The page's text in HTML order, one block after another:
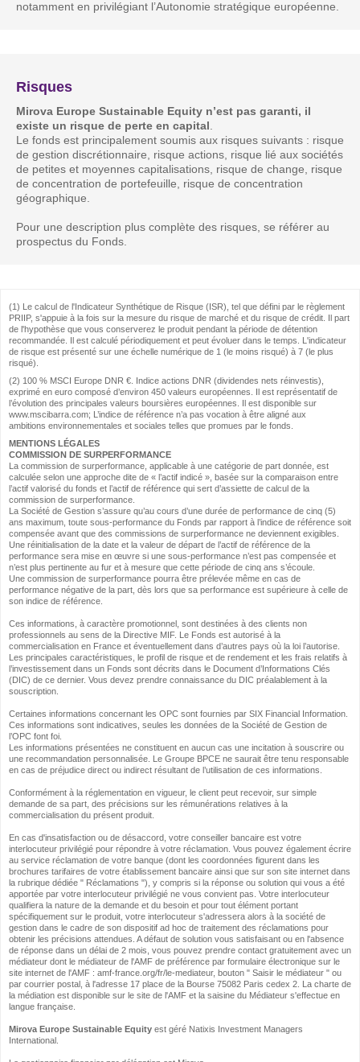
notamment en privilégiant l’Autonomie stratégique européenne.
Risques
Mirova Europe Sustainable Equity n’est pas garanti, il
existe un risque de perte en capital
Le fonds est principalement soumis aux risques suivants : risque
de gestion discrétionnaire, risque actions, risque lié aux sociétés
de petites et moyennes capitalisations, risque de change, risque
de concentration de portefeuille, risque de concentration
géographique.
Pour une description plus complète des risques, se référer au
prospectus du Fonds.
(1) Le calcul de l'Indicateur Synthétique de Risque (ISR), tel que défini par le règlement
PRIIP, s'appuie à la fois sur la mesure du risque de marché et du risque de crédit. Il part
de l'hypothèse que vous conserverez le produit pendant la période de détention
recommandée. Il est calculé périodiquement et peut évoluer dans le temps. L'indicateur
de risque est présenté sur une échelle numérique de 1 (le moins risqué) à 7 (le plus
risqué).
(2) 100 % MSCI Europe DNR €. Indice actions DNR (dividendes nets réinvestis),
exprimé en euro composé d’environ 450 valeurs européennes. Il est représentatif de
l’évolution des principales valeurs boursières européennes. Il est disponible sur
www.mscibarra.com; L’indice de référence n’a pas vocation à être aligné aux
ambitions environnementales et sociales telles que promues par le fonds.
MENTIONS LÉGALES
COMMISSION DE SURPERFORMANCE
La commission de surperformance, applicable à une catégorie de part donnée, est
calculée selon une approche dite de « l’actif indicé », basée sur la comparaison entre
l’actif valorisé du fonds et l’actif de référence qui sert d’assiette de calcul de la
commission de surperformance.
La Société de Gestion s’assure qu’au cours d’une durée de performance de cinq (5)
ans maximum, toute sous-performance du Fonds par rapport à l’indice de référence soit
compensée avant que des commissions de surperformance ne deviennent exigibles.
Une réinitialisation de la date et la valeur de départ de l’actif de référence de la
performance sera mise en œuvre si une sous-performance n’est pas compensée et
n’est plus pertinente au fur et à mesure que cette période de cinq ans s’écoule.
Une commission de surperformance pourra être prélevée même en cas de
performance négative de la part, dès lors que sa performance est supérieure à celle de
son indice de référence.
Ces informations, à caractère promotionnel, sont destinées à des clients non
professionnels au sens de la Directive MIF. Le Fonds est autorisé à la
commercialisation en France et éventuellement dans d’autres pays où la loi l’autorise.
Les principales caractéristiques, le profil de risque et de rendement et les frais relatifs à
l’investissement dans un Fonds sont décrits dans le Document d’Informations Clés
(DIC) de ce dernier. Vous devez prendre connaissance du DIC préalablement à la
souscription.
Certaines informations concernant les OPC sont fournies par SIX Financial Information.
Ces informations sont indicatives, seules les données de la Société de Gestion de
l’OPC font foi.
Les informations présentées ne constituent en aucun cas une incitation à souscrire ou
une recommandation personnalisée. Le Groupe BPCE ne saurait être tenu responsable
en cas de préjudice direct ou indirect résultant de l’utilisation de ces informations.
Conformément à la réglementation en vigueur, le client peut recevoir, sur simple
demande de sa part, des précisions sur les rémunérations relatives à la
commercialisation du présent produit.
En cas d'insatisfaction ou de désaccord, votre conseiller bancaire est votre
interlocuteur privilégié pour répondre à votre réclamation. Vous pouvez également écrire
au service réclamation de votre banque (dont les coordonnées figurent dans les
brochures tarifaires de votre établissement bancaire ainsi que sur son site internet dans
la rubrique dédiée " Réclamations "), y compris si la réponse ou solution qui vous a été
apportée par votre interlocuteur privilégié ne vous convient pas. Votre interlocuteur
qualifiera la nature de la demande et du besoin et pour tout élément portant
spécifiquement sur le produit, votre interlocuteur s'adressera alors à la société de
gestion dans le cadre de son dispositif ad hoc de traitement des réclamations pour
obtenir les précisions attendues. A défaut de solution vous satisfaisant ou en l'absence
de réponse dans un délai de 2 mois, vous pouvez prendre contact gratuitement avec un
médiateur dont le médiateur de l'AMF de préférence par formulaire électronique sur le
site internet de l'AMF : amf-france.org/fr/le-mediateur, bouton " Saisir le médiateur " ou
par courrier postal, à l'adresse 17 place de la Bourse 75082 Paris cedex 2. La charte de
la médiation est disponible sur le site de l'AMF et la saisine du Médiateur s'effectue en
langue française.
Mirova Europe Sustainable Equity est géré Natixis Investment Managers
International.